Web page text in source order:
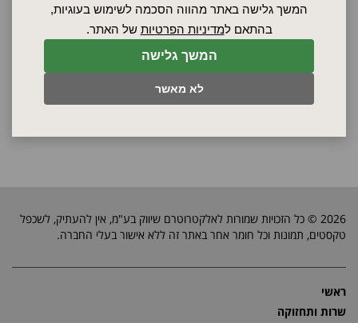
המשך גלישה
לא מאשר
המשך גלישה באתר מהווה הסכמה לשימוש בעוגיות,
בהתאם למדיניות הפרטיות של האתר.
בקש הצעת מחיר
2026 © כל הזכויות שמורות לאלקטרוטרם שיווק בע"מ, אין להעתיק, לשכפל
טקסטים, תמונות וכל חומר אחר באתר זה ללא אישור בעלי החברה.
ראשי
שרות ותחזוקה